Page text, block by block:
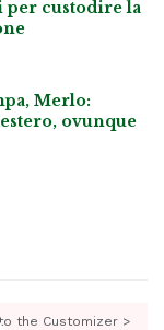
per custodire la
Merlo:
ovunque
the Customizer >